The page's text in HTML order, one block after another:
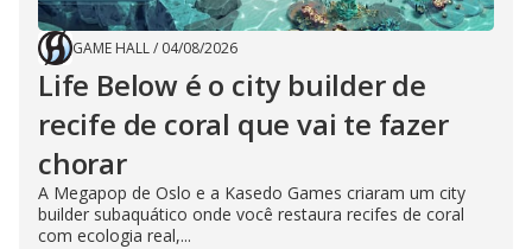
GAME HALL/ 04/08/2026
Life Below é o city builder de
recife de coral que vai te fazer
chorar
A Megapop de Oslo e a Kasedo Games criaram um city
builder subaquático onde você restaura recifes de coral
com ecologia real,...